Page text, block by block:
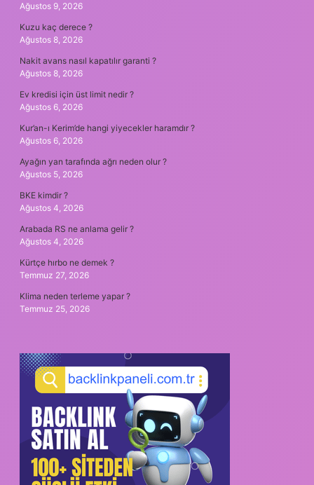
Ağustos 9, 2026
Kuzu kaç derece ?
Ağustos 8, 2026
Nakit avans nasıl kapatılır garanti ?
Ağustos 8, 2026
Ev kredisi için üst limit nedir ?
Ağustos 6, 2026
Kur’an-ı Kerim’de hangi yiyecekler haramdır ?
Ağustos 6, 2026
Ayağın yan tarafında ağrı neden olur ?
Ağustos 5, 2026
BKE kimdir ?
Ağustos 4, 2026
Arabada RS ne anlama gelir ?
Ağustos 4, 2026
Kürtçe hırbo ne demek ?
Temmuz 27, 2026
Klima neden terleme yapar ?
Temmuz 25, 2026